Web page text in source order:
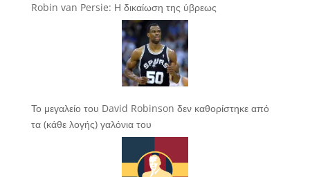
Robin van Persie: Η δικαίωση της ύβρεως
Το μεγαλείο του David Robinson δεν καθορίστηκε από
τα (κάθε λογής) γαλόνια του